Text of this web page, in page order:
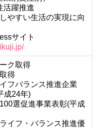
活躍推進
やすい生活の実現に向
サイト
ク取得
得
フバランス推進企業
成24年)
選促進事業表彰(平成
イフ・バランス推進優